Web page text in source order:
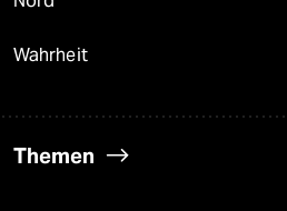
Wahrheit
Themen